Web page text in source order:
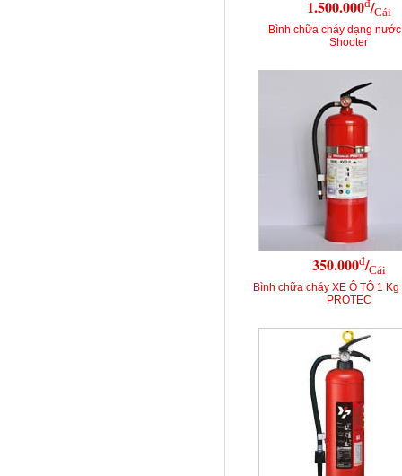
1.500.000đ/Cái
Bình chữa cháy dạng
Shooter
350.000đ/Cái
Bình chữa cháy XE Ô TÔ 1 Kg
PROTEC